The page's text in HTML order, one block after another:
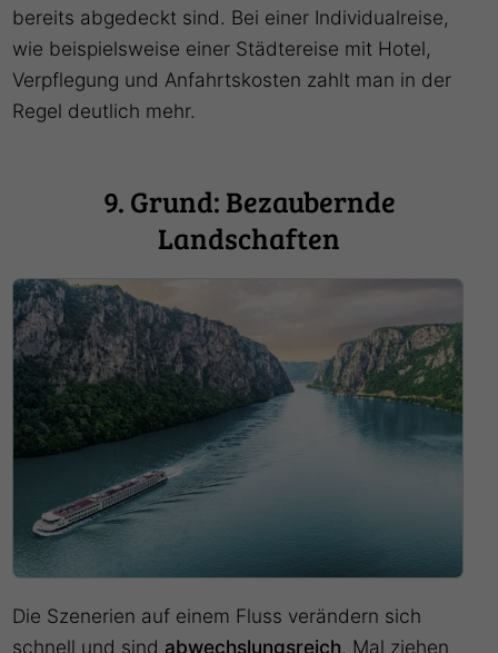
bereits abgedeckt sind. Bei einer Individualreise,
wie beispielsweise einer Städtereise mit Hotel,
Verpflegung und Anfahrtskosten zahlt man in der
Regel deutlich mehr.
9. Grund: Bezaubernde
Landschaften
Die Szenerien auf einem Fluss verändern sich
schnell und sind abwechslungsreich. Mal ziehen